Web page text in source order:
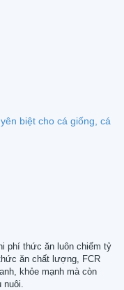
biệt cho cá giống, cá
phí thức ăn luôn chiếm tỷ
ăn chất lượng, FCR
khỏe mạnh mà còn